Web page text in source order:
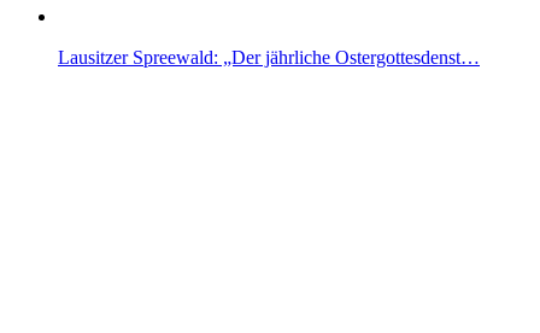
Lausitzer Spreewald: „Der jährliche Ostergottesdenst…